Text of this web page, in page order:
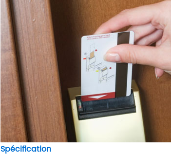
Spécification